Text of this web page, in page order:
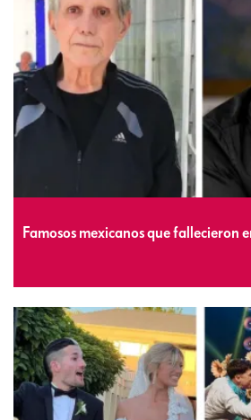
Famosos mexicanos que fallecieron